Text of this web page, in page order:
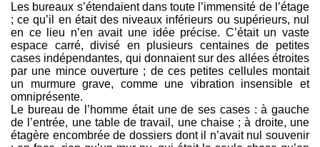
Les bureaux s’étendaient dans toute l’immensité de l’étage
; ce qu’il en était des niveaux inférieurs ou supérieurs, nul
en ce lieu n’en avait une idée précise. C’était un vaste
espace carré, divisé en plusieurs centaines de petites
cases indépendantes, qui donnaient sur des allées étroites
par une mince ouverture ; de ces petites cellules montait
un murmure grave, comme une vibration insensible et
omniprésente.
Le bureau de l’homme était une de ses cases : à gauche
de l’entrée, une table de travail, une chaise ; à droite, une
étagère encombrée de dossiers dont il n’avait nul souvenir